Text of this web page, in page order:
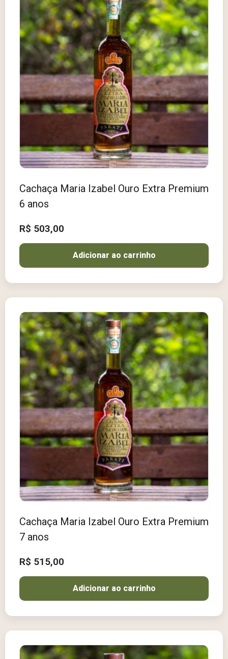
Cachaça Maria Izabel Ouro Extra Premium
6 anos
R$ 503,00
Adicionar ao carrinho
Cachaça Maria Izabel Ouro Extra Premium
7 anos
R$ 515,00
Adicionar ao carrinho